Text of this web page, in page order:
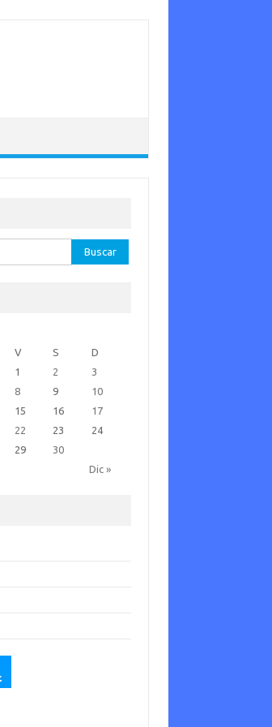
V S D
Dic »
1 2
3
8 9
10
15 16
17
22 23
24
29 30